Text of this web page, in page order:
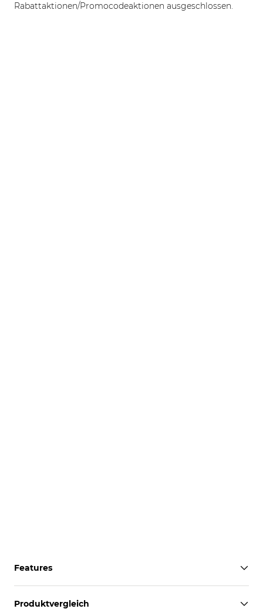
Rabattaktionen/Promocodeaktionen ausgeschlossen.
Features
Produktvergleich